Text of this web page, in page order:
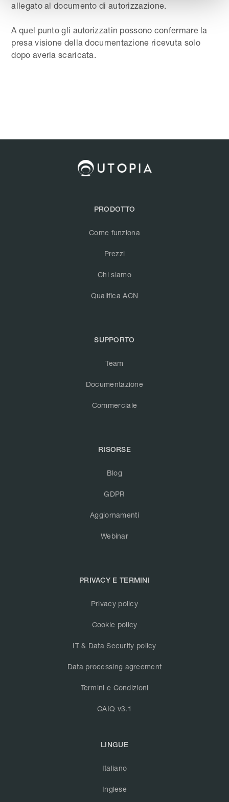
allegato al documento di autorizzazione.
A quel punto gli autorizzatin possono confermare la
presa visione della documentazione ricevuta solo
dopo averla scaricata.
PRODOTTO
Come funziona
Prezzi
Chi siamo
Qualifica ACN
SUPPORTO
Team
Documentazione
Commerciale
RISORSE
Blog
GDPR
Aggiornamenti
Webinar
PRIVACY E TERMINI
Privacy policy
Cookie policy
IT & Data Security policy
Data processing agreement
Termini e Condizioni
CAIQ v3.1
LINGUE
Italiano
Inglese